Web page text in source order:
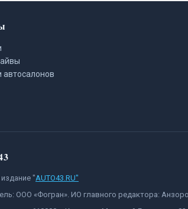
автосалонов
"AUTO43.RU"
ООО «Фогран». ИО главного редактора: